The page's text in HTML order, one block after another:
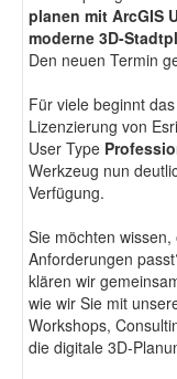
planen mit ArcGIS
moderne 3D-
Den neuen Termin
Für viele beginnt
Lizenzierung von
User Type
Werkzeug nun
Verfügung.
Sie möchten
Anforderungen
klären wir
wie wir Sie mit
Workshops,
die digitale 3D-